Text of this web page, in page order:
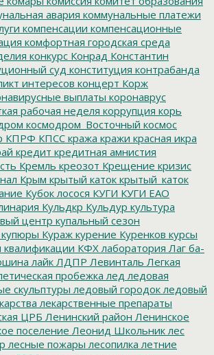
авария коммунальные платежи
компенсации компенсационные
комфортная городская среда
конкурс Конрад Константин
суд конституция контрабанда
интересов концерт Корж
выплаты коронаврус
рабочая неделя коррупция корь
космодром_Восточный космос
КПРФ КПСС кража кражи красная икра
кредит кредитная амнистия
Кремль креозот Крещение кризис
Крым крытый каток крытый_каток
Кубок лосося КУГИ КУГИ ЕАО
Кульдкр Кульдур культура
центр купальный сезон
купюры Кураж курение Куренков курсы
КФХ лаборатория Лаг ба-
лайк ЛДПР Левинталь Легкая
пробежка лед ледовая
скульптуры ледовый городок ледовый
лекарственные препараты
ЦРБ Ленинский район Ленинское
поселение Леонид Школьник лес
лесные пожары лесопилка летние